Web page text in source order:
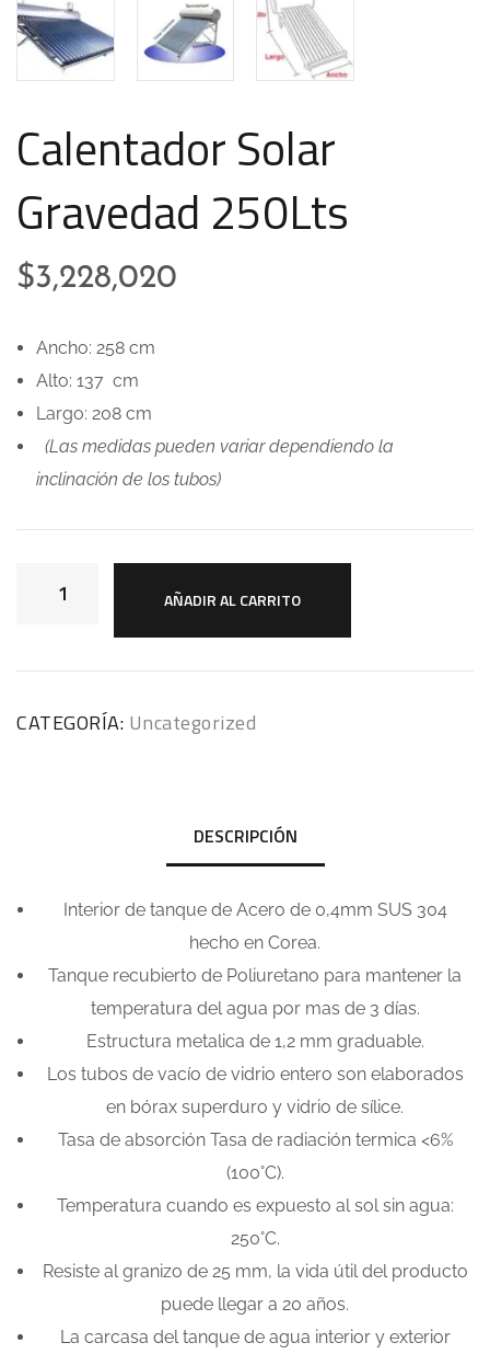
Calentador Solar
Gravedad 250Lts
$3,228,020
Ancho: 258 cm
Alto: 137 cm
Largo: 208 cm
(Las medidas pueden variar dependiendo la
inclinación de los tubos)
AÑADIR AL CARRITO
CATEGORÍA: Uncategorized
DESCRIPCIÓN
Interior de tanque de Acero de 0,4mm SUS 304
hecho en Corea.
Tanque recubierto de Poliuretano para mantener la
temperatura del agua por mas de 3 días.
Estructura metalica de 1,2 mm graduable.
Los tubos de vacío de vidrio entero son elaborados
en bórax superduro y vidrio de sílice.
Tasa de absorción Tasa de radiación termica <6%
(100°C).
Temperatura cuando es expuesto al sol sin agua:
250°C.
Resiste al granizo de 25 mm, la vida útil del producto
puede llegar a 20 años.
La carcasa del tanque de agua interior y exterior